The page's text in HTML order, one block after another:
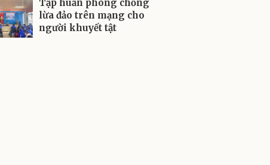
Tập huấn phòng chống
lừa đảo trên mạng cho
người khuyết tật